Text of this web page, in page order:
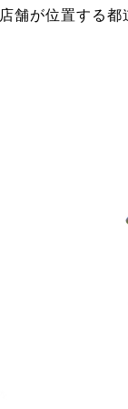
舗が位置する都